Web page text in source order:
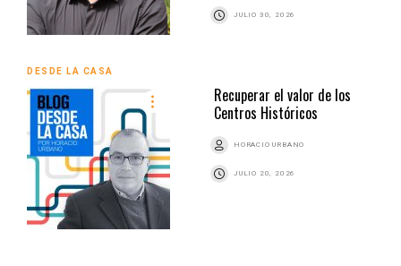
JULIO 30, 2026
DESDE LA CASA
Recuperar el valor de los
Centros Históricos
HORACIO URBANO
JULIO 20, 2026